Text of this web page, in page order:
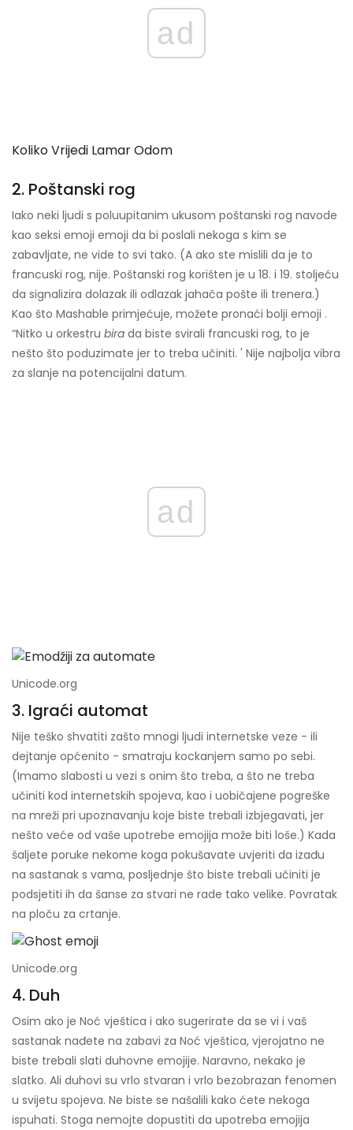
ad
Koliko Vrijedi Lamar Odom
2. Poštanski rog
Iako neki ljudi s poluupitanim ukusom poštanski rog navode
kao seksi emoji emoji da bi poslali nekoga s kim se
zabavljate, ne vide to svi tako. (A ako ste mislili da je to
francuski rog, nije. Poštanski rog korišten je u 18. i 19. stoljeću
da signalizira dolazak ili odlazak jahača pošte ili trenera.)
Kao što Mashable primjećuje, možete pronaći bolji emoji .
“Nitko u orkestru bira da biste svirali francuski rog, to je
nešto što poduzimate jer to treba učiniti. ' Nije najbolja vibra
za slanje na potencijalni datum.
ad
Unicode.org
3. Igraći automat
Nije teško shvatiti zašto mnogi ljudi internetske veze - ili
dejtanje općenito - smatraju kockanjem samo po sebi.
(Imamo slabosti u vezi s onim što treba, a što ne treba
učiniti kod internetskih spojeva, kao i uobičajene pogreške
na mreži pri upoznavanju koje biste trebali izbjegavati, jer
nešto veće od vaše upotrebe emojija može biti loše.) Kada
šaljete poruke nekome koga pokušavate uvjeriti da izađu
na sastanak s vama, posljednje što biste trebali učiniti je
podsjetiti ih da šanse za stvari ne rade tako velike. Povratak
na ploču za crtanje.
Unicode.org
4. Duh
Osim ako je Noć vještica i ako sugerirate da se vi i vaš
sastanak nađete na zabavi za Noć vještica, vjerojatno ne
biste trebali slati duhovne emojije. Naravno, nekako je
slatko. Ali duhovi su vrlo stvaran i vrlo bezobrazan fenomen
u svijetu spojeva. Ne biste se našalili kako ćete nekoga
ispuhati. Stoga nemojte dopustiti da upotreba emojija